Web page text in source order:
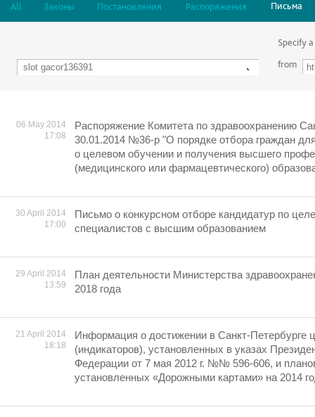
All Законы Постановления Распоряжения Письма
Specify
from
06 May 2014
17:08
Распоряжение Комитета по здравоохранению
30.01.2014 №36-р "О порядке отбора граждан
о целевом обучении и получения высшего
(медицинского или фармацевтического)
30 April 2014
17:00
Письмо о конкурсном отборе кандидатур по
специалистов с высшим образованием
29 April 2014
13:59
План деятельности Министерства
2018 года
21 April 2014
18:18
Информация о достижении в Санкт-Петербурге
(индикаторов), установленных в указах
Федерации от 7 мая 2012 г. №№ 596-606, и
установленных «Дорожными картами» на 2014